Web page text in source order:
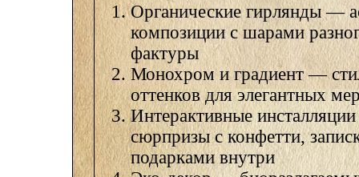
Органические гирлянды —
композиции с шарами
фактуры
Монохром и градиент —
оттенков для элегантных
Интерактивные
сюрпризы с конфетти,
подарками внутри